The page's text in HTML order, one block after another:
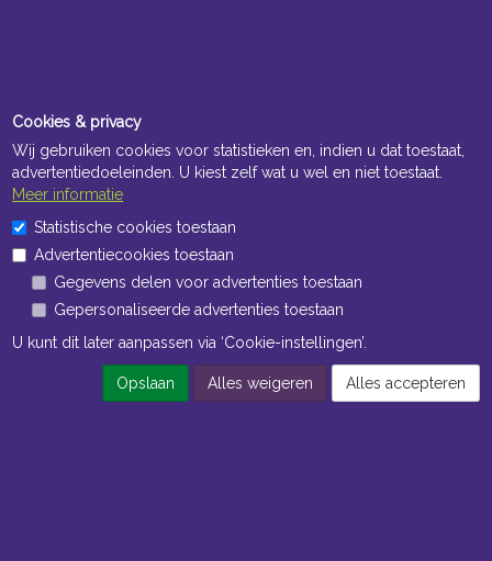
Openingstijden Kantoor
Openingstijden Magazijn
ma t/m vr 7:00 uur tot 16:30 uur
Cookies & privacy
Wij gebruiken cookies voor statistieken en, indien u dat toestaat,
advertentiedoeleinden. U kiest zelf wat u wel en niet toestaat.
Meer informatie
Statistische cookies toestaan
Advertentiecookies toestaan
Gegevens delen voor advertenties toestaan
Gepersonaliseerde advertenties toestaan
U kunt dit later aanpassen via ‘Cookie-instellingen’.
Opslaan Alles weigeren Alles accepteren